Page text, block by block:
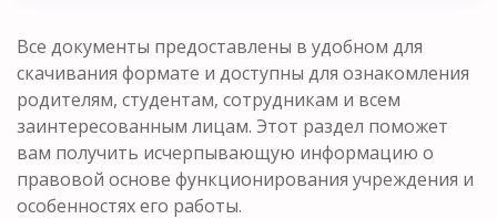
Все документы предоставлены в удобном для
скачивания формате и доступны для ознакомления
родителям, студентам, сотрудникам и всем
заинтересованным лицам. Этот раздел поможет
вам получить исчерпывающую информацию о
правовой основе функционирования учреждения и
особенностях его работы.